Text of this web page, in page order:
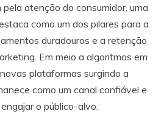
atenção do consumidor, uma
como um dos pilares para a
duradouros e a retenção
Em meio a algoritmos em
plataformas surgindo a
como um canal confiável e
o público-alvo.